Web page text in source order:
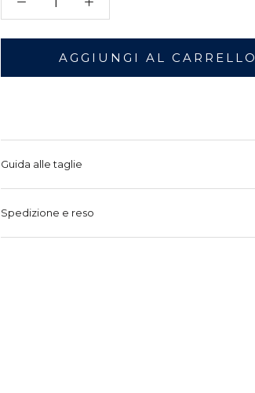
AGGIUNGI AL CARRELLO
Guida alle taglie
Spedizione e reso